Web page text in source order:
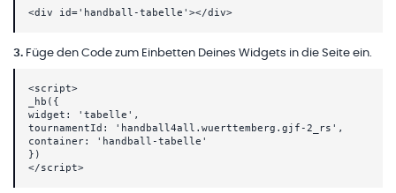
<div id='handball-tabelle'></div>
3. Füge den Code zum Einbetten Deines Widgets in die Seite ein.
<script>
_hb({
widget: 'tabelle',
tournamentId: 'handball4all.wuerttemberg.gjf-2_rs',
container: 'handball-tabelle'
})
</script>